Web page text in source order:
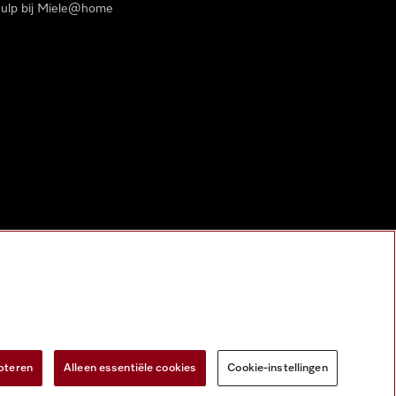
bij Miele@home
Alleen essentiële cookies Cookie-instellingen